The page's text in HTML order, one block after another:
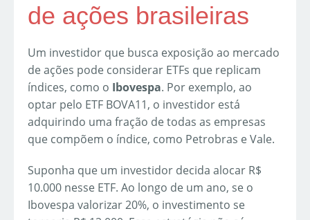
de ações brasileiras
Um investidor que busca exposição ao mercado
de ações pode considerar ETFs que replicam
índices, como o Ibovespa. Por exemplo, ao
optar pelo ETF BOVA11, o investidor está
adquirindo uma fração de todas as empresas
que compõem o índice, como Petrobras e Vale.
Suponha que um investidor decida alocar R$
10.000 nesse ETF. Ao longo de um ano, se o
Ibovespa valorizar 20%, o investimento se